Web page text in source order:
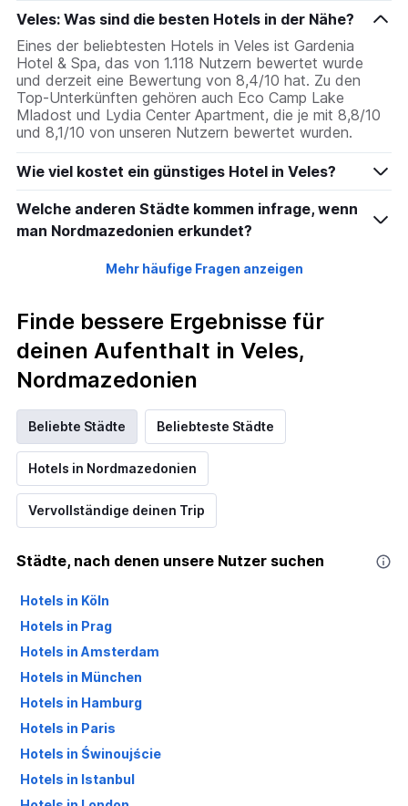
durchschnittlichen
Zimmerpreis
an
diesem
Wochenende
anzeigt,
der
in
den
letzten
3
Tagen
gefunden
Veles: Was sind die besten Hotels in der Nähe?
Eines der beliebtesten Hotels in Veles ist Gardenia
Hotel & Spa, das von 1.118 Nutzern bewertet wurde
und derzeit eine Bewertung von 8,4/10 hat. Zu den
Top-Unterkünften gehören auch Eco Camp Lake
Mladost und Lydia Center Apartment, die je mit 8,8/10
und 8,1/10 von unseren Nutzern bewertet wurden.
Wie viel kostet ein günstiges Hotel in Veles?
Welche anderen Städte kommen infrage, wenn
man Nordmazedonien erkundet?
Mehr häufige Fragen anzeigen
Finde bessere Ergebnisse für
deinen Aufenthalt in Veles,
Nordmazedonien
Beliebte Städte Beliebteste Städte
Hotels in Nordmazedonien
Vervollständige deinen Trip
Städte, nach denen unsere Nutzer suchen
Hotels in Köln
Hotels in Prag
Hotels in Amsterdam
Hotels in München
Hotels in Hamburg
Hotels in Paris
Hotels in Świnoujście
Hotels in Istanbul